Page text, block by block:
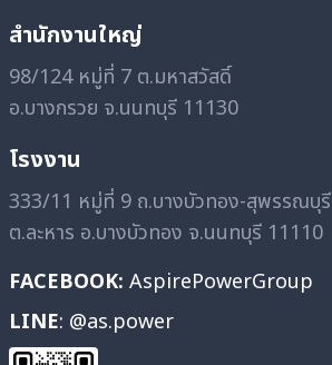
สำนักงานใหญ่
98/124 หมู่ที่ 7 ต.มหาสวัสดิ์
อ.บางกรวย จ.นนทบุรี 11130
โรงงาน
333/11 หมู่ที่ 9 ถ.บางบัวทอง-สุพรรณบุรี
ต.ละหาร อ.บางบัวทอง จ.นนทบุรี 11110
FACEBOOK: AspirePowerGroup
LINE: @as.power